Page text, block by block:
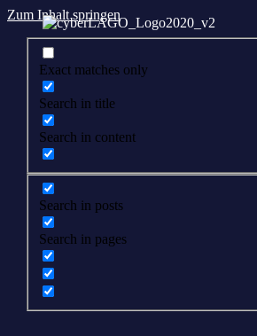
Zum Inhalt springen
Exact matches only
Search in title
Search in content
Search in posts
Search in pages